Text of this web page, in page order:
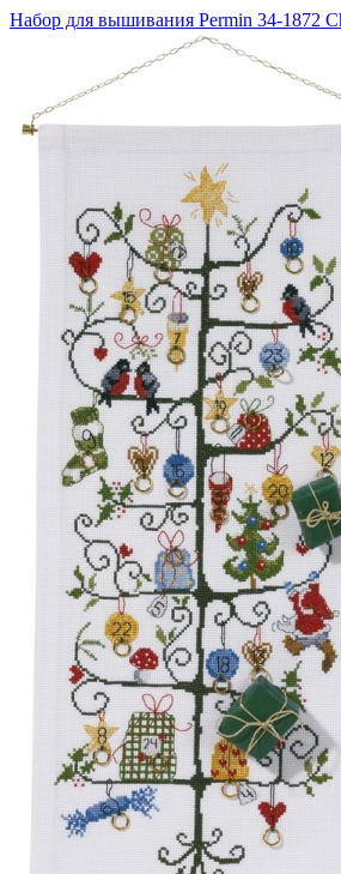
Набор для вышивания Permin 34-1872